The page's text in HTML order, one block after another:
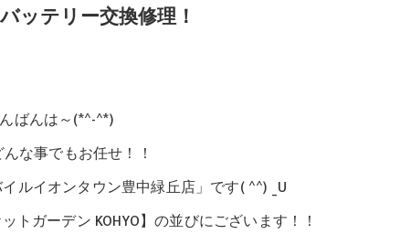
ッテリー交換修理！
ばんは～(*^-^*)
な事でもお任せ！！
ルイオンタウン豊中緑丘店」です( ^^) _U
ガーデン KOHYO】の並びにございます！！